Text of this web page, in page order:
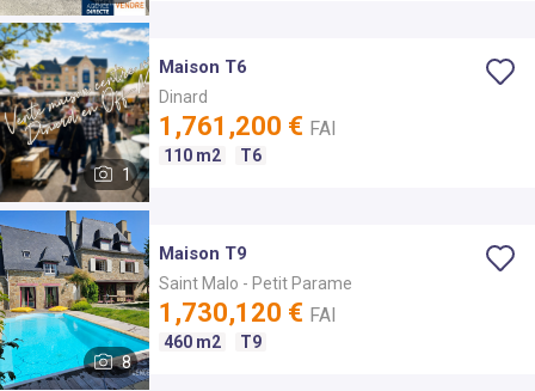
1
Maison T6
Dinard
1,761,200 € FAI
110 m2 T6
8
Maison T9
Saint Malo - Petit Parame
1,730,120 € FAI
460 m2 T9